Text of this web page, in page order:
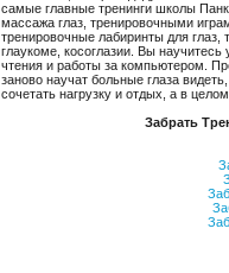
самые главные тренинги школы
массажа глаз, тренировочными
тренировочные лабиринты для глаз,
глаукоме, косоглазии. Вы
чтения и работы за компьютером.
заново научат больные глаза
сочетать нагрузку и отдых, а в
Забрать